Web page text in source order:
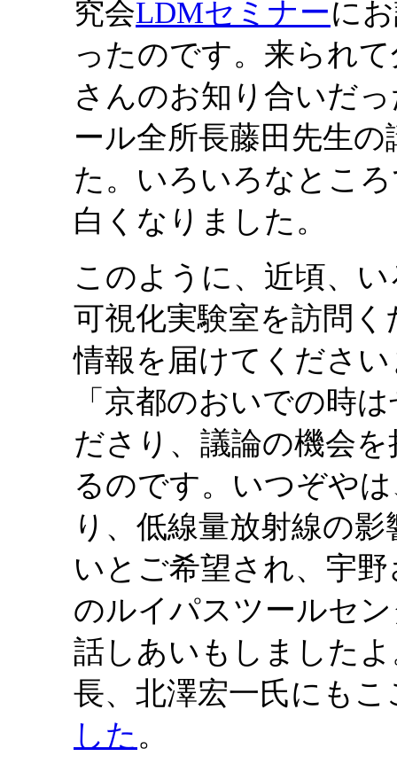
究会LDMセミナーに
ったのです。来られ
さんのお知り合いだ
ール全所長藤田先生
た。いろいろなとこ
白くなりました。
このように、近頃、
可視化実験室を訪問
情報を届けてくださ
「京都のおいでの時
ださり、議論の機会
るのです。いつぞや
り、低線量放射線の
いとご希望され、宇
のルイパスツールセ
話しあいもしました
長、北澤宏一氏にもこ
した 。